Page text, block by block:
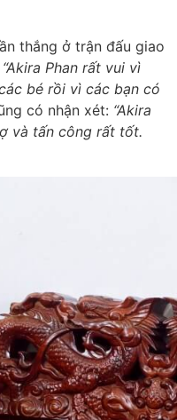
thắng ở trận đấu giao
“Akira Phan rất vui vì
bé rồi vì các bạn có
có nhận xét: “Akira
và tấn công rất tốt.